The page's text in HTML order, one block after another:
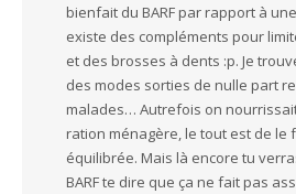
bienfait du BARF par rapport à
existe des compléments pour
et des brosses à dents :p. Je
des modes sorties de nulle part
malades… Autrefois on
ration ménagère, le tout est de le
équilibrée. Mais là encore tu
BARF te dire que ça ne fait pas